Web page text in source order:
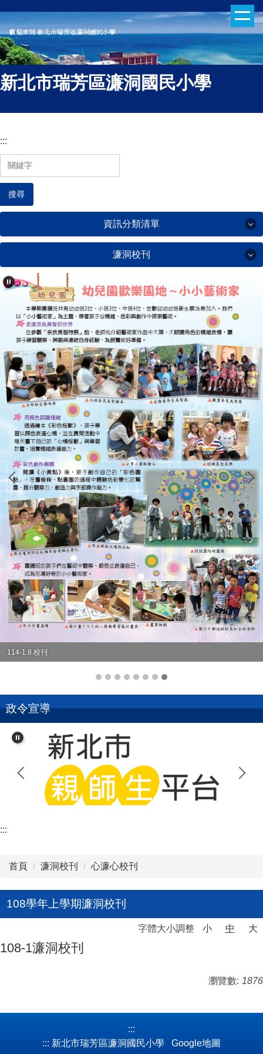
到
主
要
內
容
區
新北市瑞芳區濂洞國民小學
:::
搜尋
資訊分類清單
學校簡介
行政單位
校友專區
濂洞校刊
學習資源
成果專區
英語日活動專區
校外人士協助教學專區
濂洞國小70週年校慶
濂洞校刊
濂洞校刊
心濂心校刊
濂洞電子報
114-1.8.校刊
政令宣導
:::
首頁 濂洞校刊 心濂心校刊
108學年上學期濂洞校刊
字體大小調整 小 中 大
108-1濂洞校刊
瀏覽數: 1876
:::
::: 新北市瑞芳區濂洞國民小學 Google地圖